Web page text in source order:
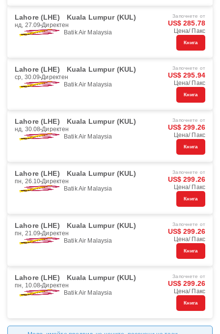
Lahore (LHE) Kuala Lumpur (KUL)
нд, 27.09 Директен
Batik Air Malaysia
Започнете от
US$ 285.78
Цена/ Пакс
Книга
Lahore (LHE) Kuala Lumpur (KUL)
ср, 30.09 Директен
Batik Air Malaysia
Започнете от
US$ 295.94
Цена/ Пакс
Книга
Lahore (LHE) Kuala Lumpur (KUL)
нд, 30.08 Директен
Batik Air Malaysia
Започнете от
US$ 299.26
Цена/ Пакс
Книга
Lahore (LHE) Kuala Lumpur (KUL)
пн, 26.10 Директен
Batik Air Malaysia
Започнете от
US$ 299.26
Цена/ Пакс
Книга
Lahore (LHE) Kuala Lumpur (KUL)
пн, 21.09 Директен
Batik Air Malaysia
Започнете от
US$ 299.26
Цена/ Пакс
Книга
Lahore (LHE) Kuala Lumpur (KUL)
пн, 10.08 Директен
Batik Air Malaysia
Започнете от
US$ 299.26
Цена/ Пакс
Книга